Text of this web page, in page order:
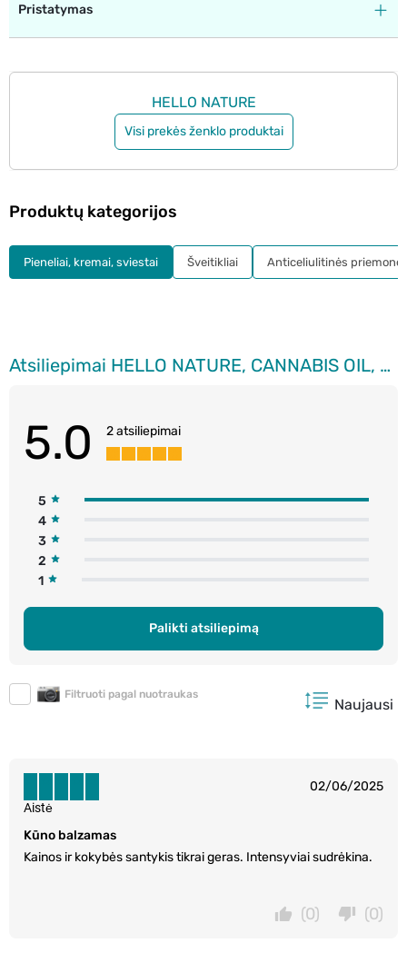
Pristatymas
HELLO NATURE
Visi prekės ženklo produktai
Atsiliepimai HELLO NATURE, CANNABIS OIL, stangrinamasis kūno balzamas, 250 ml
5.0 2 atsiliepimai
5
4
3
2
1
Palikti atsiliepimą
Filtruoti pagal nuotraukas
Naujausi
02/06/2025
Kūno balzamas
Kainos ir kokybės santykis tikrai geras. Intensyviai sudrėkina.
Aistė
(0)
(0)
Produktų kategorijos
Pieneliai, kremai, sviestai Šveitikliai Anticeliulitinės